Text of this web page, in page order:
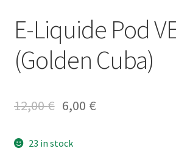
E-Liquide Pod
(Golden Cuba)
12,00€ 6,00 €
23 in stock